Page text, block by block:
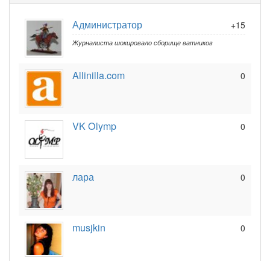
+15
Администратор
Журналиста шокировало сборище ватников
0
Allinilla.com
0
VK Olymp
0
лара
0
musjkin